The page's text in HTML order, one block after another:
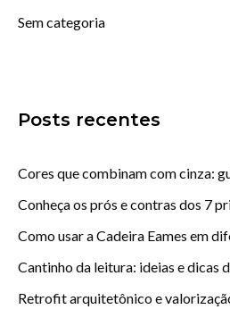
Sem categoria
Posts recentes
Cores que combinam com cinza:
Conheça os prós e contras dos 7
Como usar a Cadeira Eames em
Cantinho da leitura: ideias e dicas
Retrofit arquitetônico e